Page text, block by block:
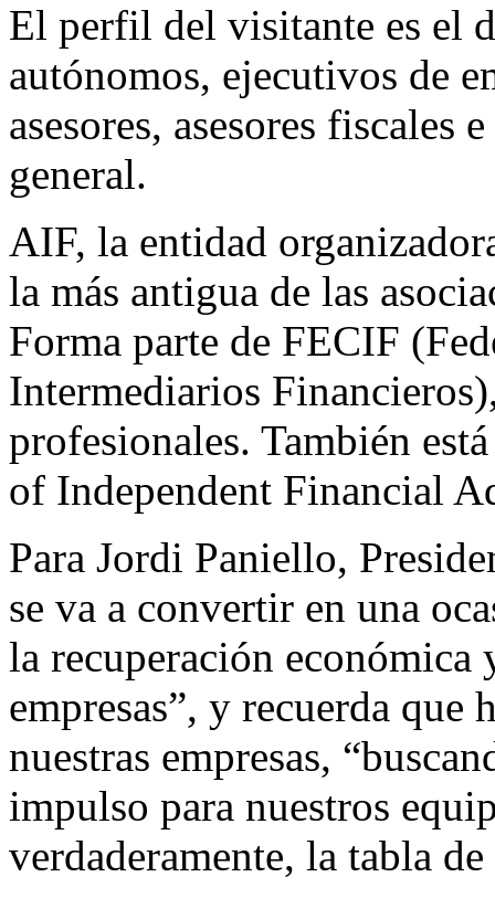
El perfil del visitante es el
autónomos, ejecutivos de
asesores, asesores
general.
AIF, la entidad
la más antigua de las
Forma parte de FECIF
Intermediarios
profesionales. También
of Independent Financial
Para Jordi Paniello,
se va a convertir en una
la recuperación económica
empresas”, y recuerda que
nuestras empresas,
impulso para nuestros
verdaderamente, la tabla